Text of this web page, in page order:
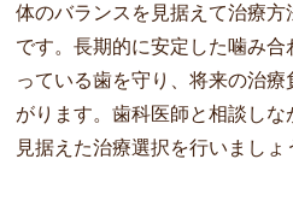
体のバランスを見据えて治療
です。長期的に安定した噛み
っている歯を守り、将来の治
がります。歯科医師と相談し
見据えた治療選択を行いましょ